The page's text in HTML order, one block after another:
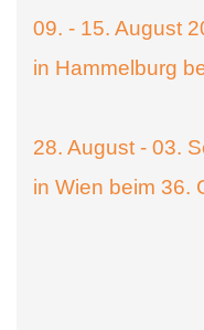
09. - 15. August
in Hammelburg
28. August - 03.
in Wien beim 36.